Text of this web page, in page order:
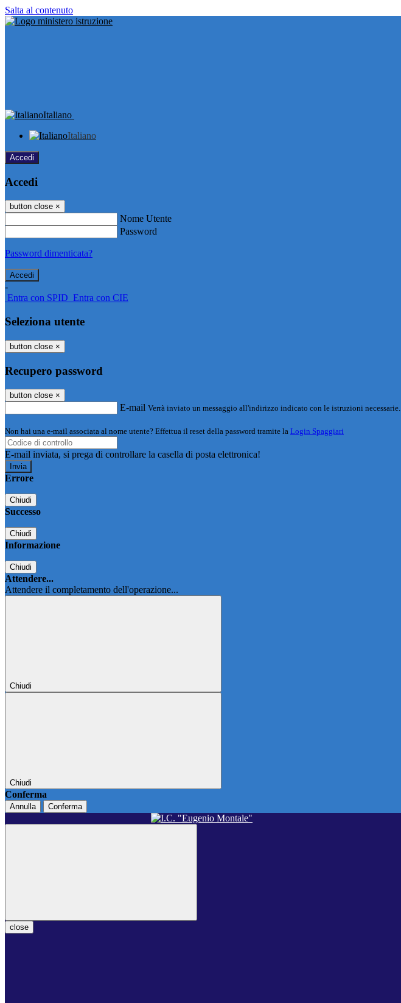
Salta al contenuto
Italiano
Italiano
Accedi
Accedi
button close ×
Nome Utente
Password
Password dimenticata?
-
Entra con SPID Entra con CIE
Seleziona utente
button close ×
Recupero password
button close ×
E-mail Verrà inviato un messaggio all'indirizzo indicato con le istruzioni necessarie.
Non hai una e-mail associata al nome utente? Effettua il reset della password tramite la Login Spaggiari
E-mail inviata, si prega di controllare la casella di posta elettronica!
Errore
Chiudi
Successo
Chiudi
Informazione
Chiudi
Attendere...
Attendere il completamento dell'operazione...
Chiudi
Chiudi
Conferma
Annulla Conferma
close